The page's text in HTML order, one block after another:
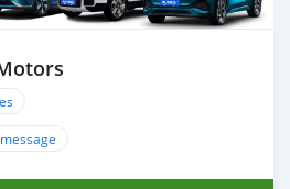
directly, FOB or CIF rates can
are welcome.